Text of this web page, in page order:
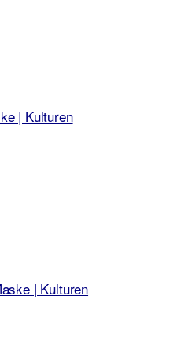
| Kulturen
| Kulturen